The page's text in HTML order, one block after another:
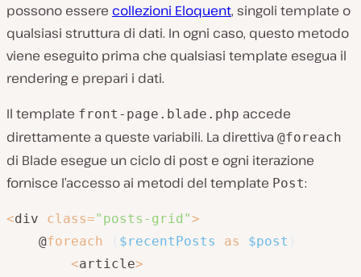
possono essere collezioni Eloquent, singoli template o
qualsiasi struttura di dati. In ogni caso, questo metodo
viene eseguito prima che qualsiasi template esegua il
rendering e prepari i dati.
Il template front-page.blade.php accede
direttamente a queste variabili. La direttiva @foreach
di Blade esegue un ciclo di post e ogni iterazione
fornisce l’accesso ai metodi del template Post:
<div class="posts-grid">
    @
foreach $recentPosts as $post
<article>